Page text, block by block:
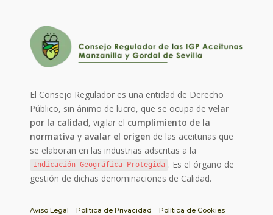
El Consejo Regulador es una entidad de Derecho
Público, sin ánimo de lucro, que se ocupa develar
por la calidad, vigilar el cumplimiento de la
normativa y avalar el origen de las aceitunas que
se elaboran en las industrias adscritas a la
Indicación Geográfica Protegida . Es el órgano de
gestión de dichas denominaciones de Calidad.
Aviso Legal Política de Privacidad
Política de Cookies